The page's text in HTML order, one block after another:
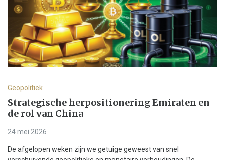
Geopolitiek
Strategische herpositionering Emiraten en
de rol van China
24 mei 2026
De afgelopen weken zijn we getuige geweest van snel